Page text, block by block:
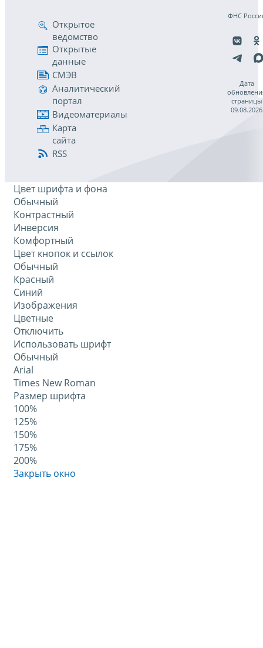
Открытое
ведомство
Открытые
данные
СМЭВ
Аналитический
портал
Видеоматериалы
Карта
сайта
RSS
ФНС
Дата
страницы
09.08.2026
Цвет шрифта и фона
Обычный
Контрастный
Инверсия
Комфортный
Цвет кнопок и ссылок
Обычный
Красный
Синий
Изображения
Цветные
Отключить
Использовать шрифт
Обычный
Arial
Times New Roman
Размер шрифта
100%
125%
150%
175%
200%
Закрыть окно